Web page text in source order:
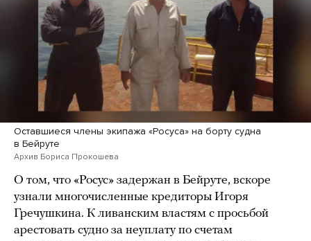
Оставшиеся члены экипажа «Росуса» на борту судна
в Бейруте
Архив Бориса Прокошева
О том, что «Росус» задержан в Бейруте, вскоре
узнали многочисленные кредиторы Игоря
Гречушкина. К ливанским властям с просьбой
арестовать судно за неуплату по счетам